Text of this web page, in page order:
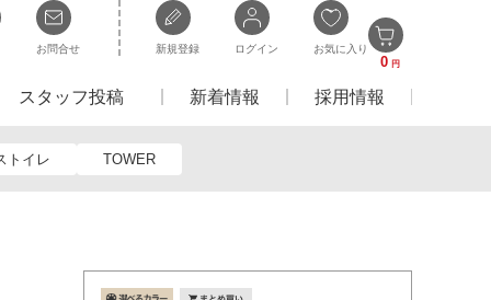
お問合せ 新規登録 ログイン お気に入り
0 円
スタッフ投稿 新着情報 採用情報
トイレ TOWER